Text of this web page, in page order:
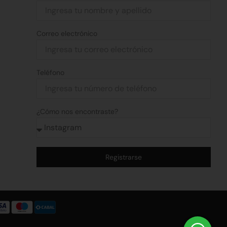
Correo electrónico
Teléfono
¿Cómo nos encontraste?
Registrarse